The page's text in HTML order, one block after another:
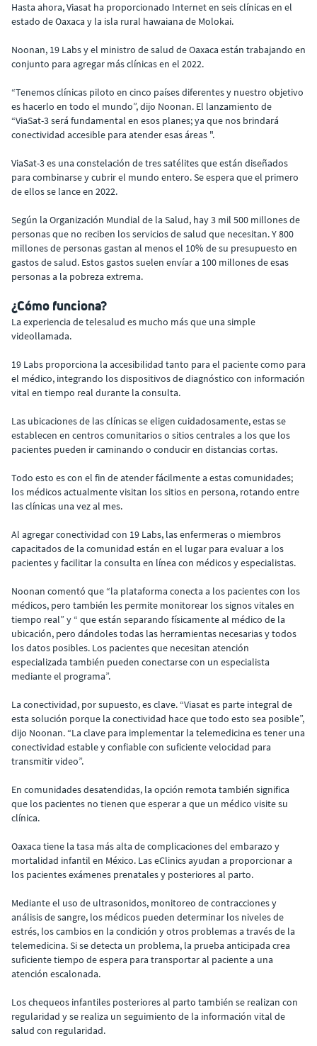
Hasta ahora, Viasat ha proporcionado Internet en seis clínicas en el
estado de Oaxaca y la isla rural hawaiana de Molokai.
Noonan, 19 Labs y el ministro de salud de Oaxaca están trabajando en
conjunto para agregar más clínicas en el 2022.
“Tenemos clínicas piloto en cinco países diferentes y nuestro objetivo
es hacerlo en todo el mundo”, dijo Noonan. El lanzamiento de
“ViaSat-3 será fundamental en esos planes; ya que nos brindará
conectividad accesible para atender esas áreas ".
ViaSat-3 es una constelación de tres satélites que están diseñados
para combinarse y cubrir el mundo entero. Se espera que el primero
de ellos se lance en 2022.
Según la Organización Mundial de la Salud, hay 3 mil 500 millones de
personas que no reciben los servicios de salud que necesitan. Y 800
millones de personas gastan al menos el 10% de su presupuesto en
gastos de salud. Estos gastos suelen envíar a 100 millones de esas
personas a la pobreza extrema.
¿Cómo funciona?
La experiencia de telesalud es mucho más que una simple
videollamada.
19 Labs proporciona la accesibilidad tanto para el paciente como para
el médico, integrando los dispositivos de diagnóstico con información
vital en tiempo real durante la consulta.
Las ubicaciones de las clínicas se eligen cuidadosamente, estas se
establecen en centros comunitarios o sitios centrales a los que los
pacientes pueden ir caminando o conducir en distancias cortas.
Todo esto es con el fin de atender fácilmente a estas comunidades;
los médicos actualmente visitan los sitios en persona, rotando entre
las clínicas una vez al mes.
Al agregar conectividad con 19 Labs, las enfermeras o miembros
capacitados de la comunidad están en el lugar para evaluar a los
pacientes y facilitar la consulta en línea con médicos y especialistas.
Noonan comentó que “la plataforma conecta a los pacientes con los
médicos, pero también les permite monitorear los signos vitales en
tiempo real” y “ que están separando físicamente al médico de la
ubicación, pero dándoles todas las herramientas necesarias y todos
los datos posibles. Los pacientes que necesitan atención
especializada también pueden conectarse con un especialista
mediante el programa”.
La conectividad, por supuesto, es clave. “Viasat es parte integral de
esta solución porque la conectividad hace que todo esto sea posible”,
dijo Noonan. “La clave para implementar la telemedicina es tener una
conectividad estable y confiable con suficiente velocidad para
transmitir video”.
En comunidades desatendidas, la opción remota también significa
que los pacientes no tienen que esperar a que un médico visite su
clínica.
Oaxaca tiene la tasa más alta de complicaciones del embarazo y
mortalidad infantil en México. Las eClinics ayudan a proporcionar a
los pacientes exámenes prenatales y posteriores al parto.
Mediante el uso de ultrasonidos, monitoreo de contracciones y
análisis de sangre, los médicos pueden determinar los niveles de
estrés, los cambios en la condición y otros problemas a través de la
telemedicina. Si se detecta un problema, la prueba anticipada crea
suficiente tiempo de espera para transportar al paciente a una
atención escalonada.
Los chequeos infantiles posteriores al parto también se realizan con
regularidad y se realiza un seguimiento de la información vital de
salud con regularidad.